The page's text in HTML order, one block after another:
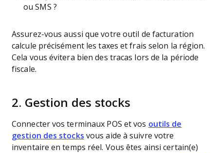
ou SMS ?
Assurez-vous aussi que votre outil de facturation
calcule précisément les taxes et frais selon la région.
Cela vous évitera bien des tracas lors de la période
fiscale.
2. Gestion des stocks
Connecter vos terminaux POS et vos outils de
gestion des stocks vous aide à suivre votre
inventaire en temps réel. Vous êtes ainsi certain(e)